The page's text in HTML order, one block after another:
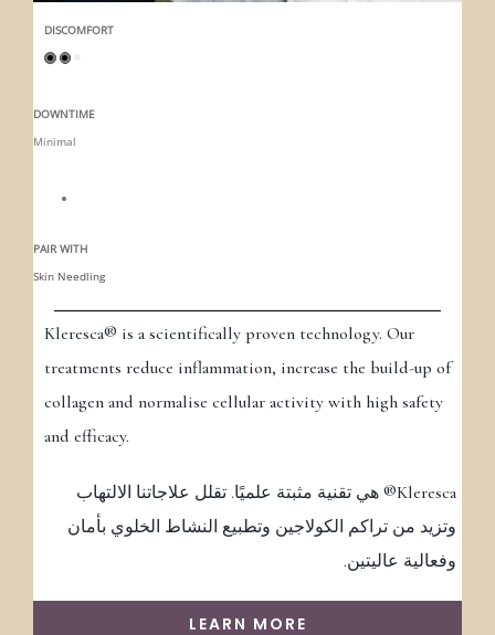
DISCOMFORT
DOWNTIME
Minimal
PAIR WITH
Skin Needling
Kleresca® is a scientifically proven technology. Our
treatments reduce inflammation, increase the build-up of
collagen and normalise cellular activity with high safety
and efficacy.
Kleresca® هي تقنية مثبتة علميًا. تقلل علاجاتنا الالتهاب
وتزيد من تراكم الكولاجين وتطبيع النشاط الخلوي بأمان
وفعالية عاليتين.
LEARN MORE